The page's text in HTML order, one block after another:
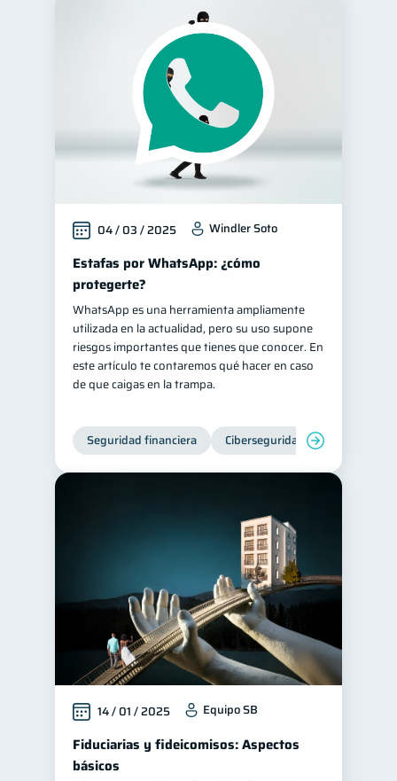
04 / 03 / 2025 Windler Soto
Estafas por WhatsApp: ¿cómo
protegerte?
WhatsApp es una herramienta ampliamente
utilizada en la actualidad, pero su uso supone
riesgos importantes que tienes que conocer. En
este artículo te contaremos qué hacer en caso
de que caigas en la trampa.
Seguridad financiera Ciberseguridad
14 / 01 / 2025 Equipo SB
Fiduciarias y fideicomisos: Aspectos
básicos